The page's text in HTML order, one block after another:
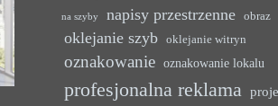
na szyby napisy przestrzenne obraz
oklejanie szyb oklejanie witryn
oznakowanie oznakowanie lokalu
profesjonalna reklama